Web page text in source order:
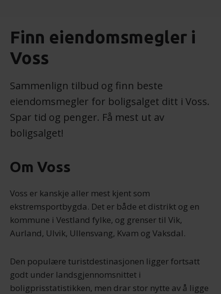
Finn eiendomsmegler i
Voss
Sammenlign tilbud og finn beste
eiendomsmegler for boligsalget ditt i Voss.
Spar tid og penger. Få mest ut av
boligsalget!
Om Voss
Voss er kanskje aller mest kjent som
ekstremsportbygda. Det er både et distrikt og en
kommune i Vestland fylke, og grenser til Vik,
Aurland, Ulvik, Ullensvang, Kvam og Vaksdal.
Den populære turistdestinasjonen ligger fortsatt
godt under landsgjennomsnittet i
boligprisstatistikken, men drar stor nytte av å ligge